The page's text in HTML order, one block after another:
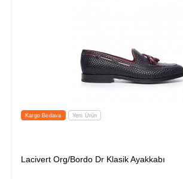
Kargo Bedava Yeni Ürün
Lacivert Org/Bordo Dr Klasik Ayakkabı